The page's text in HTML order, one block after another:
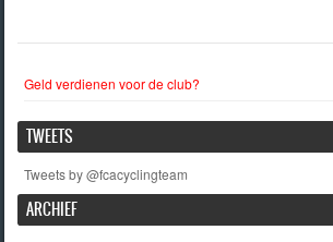
Geld verdienen voor de club?
TWEETS
Tweets by @fcacyclingteam
ARCHIEF